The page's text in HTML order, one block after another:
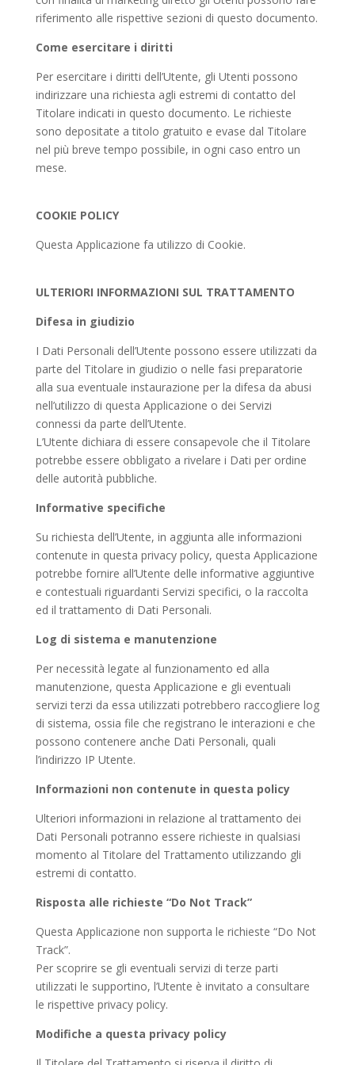
riferimento alle rispettive sezioni di questo documento.
Come esercitare i diritti
Per esercitare i diritti dell’Utente, gli Utenti possono
indirizzare una richiesta agli estremi di contatto del
Titolare indicati in questo documento. Le richieste
sono depositate a titolo gratuito e evase dal Titolare
nel più breve tempo possibile, in ogni caso entro un
mese.
COOKIE POLICY
Questa Applicazione fa utilizzo di Cookie.
ULTERIORI INFORMAZIONI SUL TRATTAMENTO
Difesa in giudizio
I Dati Personali dell’Utente possono essere utilizzati da
parte del Titolare in giudizio o nelle fasi preparatorie
alla sua eventuale instaurazione per la difesa da abusi
nell’utilizzo di questa Applicazione o dei Servizi
connessi da parte dell’Utente.
L’Utente dichiara di essere consapevole che il Titolare
potrebbe essere obbligato a rivelare i Dati per ordine
delle autorità pubbliche.
Informative specifiche
Su richiesta dell’Utente, in aggiunta alle informazioni
contenute in questa privacy policy, questa Applicazione
potrebbe fornire all’Utente delle informative aggiuntive
e contestuali riguardanti Servizi specifici, o la raccolta
ed il trattamento di Dati Personali.
Log di sistema e manutenzione
Per necessità legate al funzionamento ed alla
manutenzione, questa Applicazione e gli eventuali
servizi terzi da essa utilizzati potrebbero raccogliere log
di sistema, ossia file che registrano le interazioni e che
possono contenere anche Dati Personali, quali
l’indirizzo IP Utente.
Informazioni non contenute in questa policy
Ulteriori informazioni in relazione al trattamento dei
Dati Personali potranno essere richieste in qualsiasi
momento al Titolare del Trattamento utilizzando gli
estremi di contatto.
Risposta alle richieste “Do Not Track”
Questa Applicazione non supporta le richieste “Do Not
Track”.
Per scoprire se gli eventuali servizi di terze parti
utilizzati le supportino, l’Utente è invitato a consultare
le rispettive privacy policy.
Modifiche a questa privacy policy